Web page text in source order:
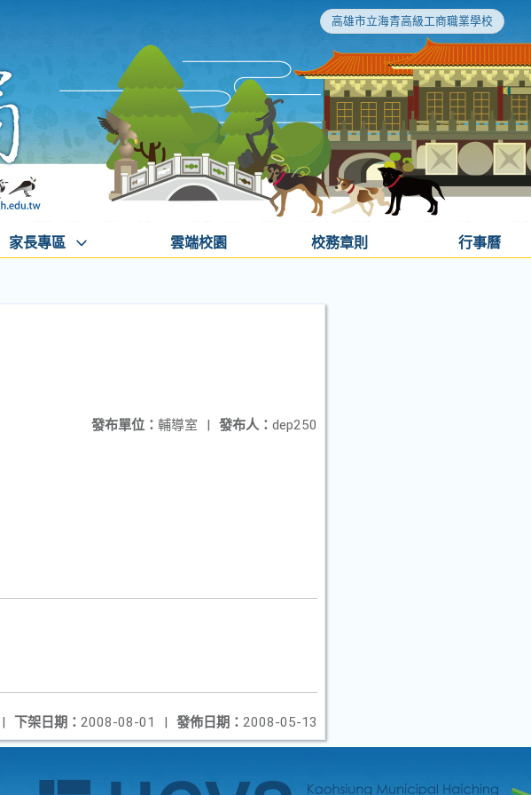
高雄市立海青高級工商職業學校
家長專區 雲端校園 校務章則 行事曆
發布人： dep250
發布單位： 輔導室 |
發佈日期： 2008-05-13
下架日期： 2008-08-01 |
|